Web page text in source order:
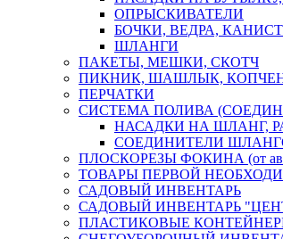
ОПРЫСКИВАТЕЛИ
БОЧКИ, ВЕДРА,
ШЛАНГИ
ПАКЕТЫ, МЕШКИ, СКОТЧ
ПИКНИК, ШАШЛЫК,
ПЕРЧАТКИ
СИСТЕМА ПОЛИВА
НАСАДКИ НА ШЛАНГ,
СОЕДИНИТЕЛИ
ПЛОСКОРЕЗЫ ФОКИНА (от
ТОВАРЫ ПЕРВОЙ
САДОВЫЙ ИНВЕНТАРЬ
САДОВЫЙ ИНВЕНТАРЬ
ПЛАСТИКОВЫЕ